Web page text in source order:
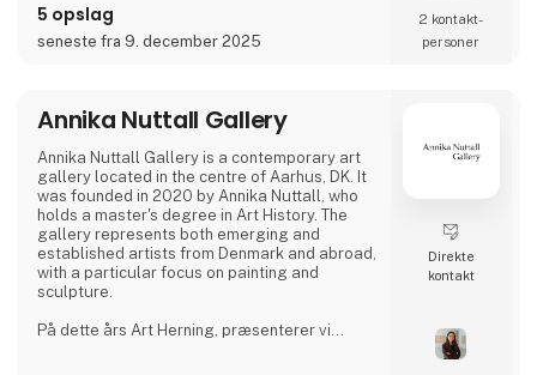
lokalsamfundet. Udover at være vært for
udstillinger i København deltager galleriet i
5 opslag
seneste fra 9. december 2025
2 kontakt­
personer
Annika Nuttall Gallery
Annika Nuttall Gallery is a contemporary art
gallery located in the centre of Aarhus, DK. It
was founded in 2020 by Annika Nuttall, who
holds a master's degree in Art History. The
gallery represents both emerging and
established artists from Denmark and abroad,
with a particular focus on painting and
sculpture.
På dette års Art Herning, præsenterer vi
Direkte
kontakt